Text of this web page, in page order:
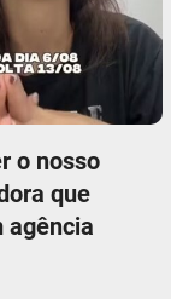
o nosso
que
agência